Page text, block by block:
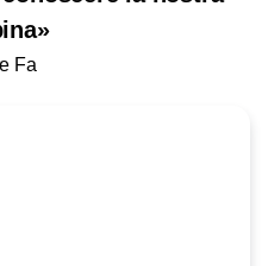
Fa